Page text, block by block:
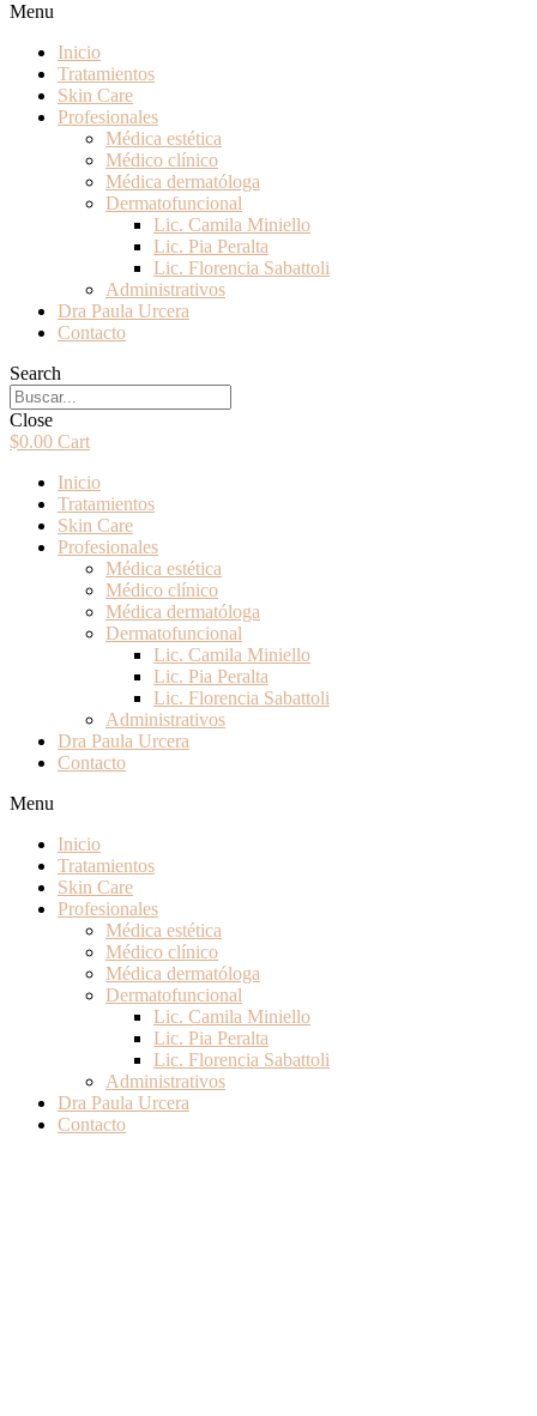
Menu
Inicio
Tratamientos
Skin Care
Profesionales
Médica estética
Médico clínico
Médica dermatóloga
Dermatofuncional
Lic. Camila Miniello
Lic. Pia Peralta
Lic. Florencia Sabattoli
Administrativos
Dra Paula Urcera
Contacto
Search
Close
$0.00 Cart
Inicio
Tratamientos
Skin Care
Profesionales
Médica estética
Médico clínico
Médica dermatóloga
Dermatofuncional
Lic. Camila Miniello
Lic. Pia Peralta
Lic. Florencia Sabattoli
Administrativos
Dra Paula Urcera
Contacto
Menu
Inicio
Tratamientos
Skin Care
Profesionales
Médica estética
Médico clínico
Médica dermatóloga
Dermatofuncional
Lic. Camila Miniello
Lic. Pia Peralta
Lic. Florencia Sabattoli
Administrativos
Dra Paula Urcera
Contacto